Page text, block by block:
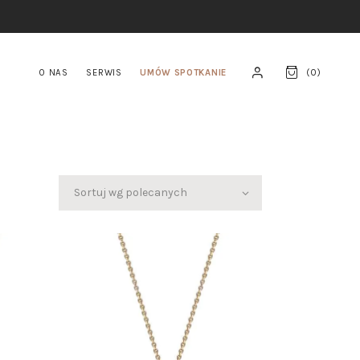
O NAS SERWIS UMÓW SPOTKANIE (0)